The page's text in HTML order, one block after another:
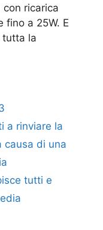
ricarica
fino a 25W. E
tutta la
a rinviare la
causa di una
tutti e